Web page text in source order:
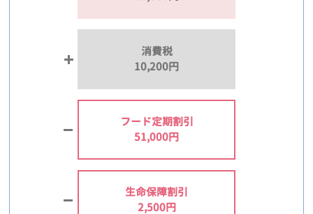
消費税
10,200円
フード定期割引
51,000円
生命保障割引
2,500円